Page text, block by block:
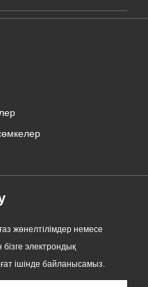
пластик
жөнелтілімдер немесе
бізге электрондық
ішінде байланысамыз.